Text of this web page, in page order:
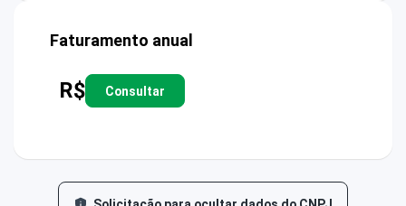
Faturamento anual
R$ Consultar